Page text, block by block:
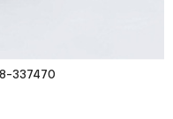
337470